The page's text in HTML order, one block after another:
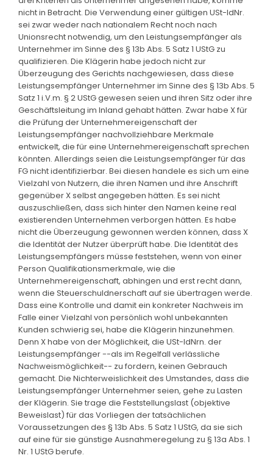
nicht in Betracht. Die Verwendung einer gültigen USt-IdNr.
sei zwar weder nach nationalem Recht noch nach
Unionsrecht notwendig, um den Leistungsempfänger als
Unternehmer im Sinne des § 13b Abs. 5 Satz 1 UStG zu
qualifizieren. Die Klägerin habe jedoch nicht zur
Überzeugung des Gerichts nachgewiesen, dass diese
Leistungsempfänger Unternehmer im Sinne des § 13b Abs. 5
Satz 1 i.V.m. § 2 UStG gewesen seien und ihren Sitz oder ihre
Geschäftsleitung im Inland gehabt hätten. Zwar habe X für
die Prüfung der Unternehmereigenschaft der
Leistungsempfänger nachvollziehbare Merkmale
entwickelt, die für eine Unternehmereigenschaft sprechen
könnten. Allerdings seien die Leistungsempfänger für das
FG nicht identifizierbar. Bei diesen handele es sich um eine
Vielzahl von Nutzern, die ihren Namen und ihre Anschrift
gegenüber X selbst angegeben hätten. Es sei nicht
auszuschließen, dass sich hinter den Namen keine real
existierenden Unternehmen verborgen hätten. Es habe
nicht die Überzeugung gewonnen werden können, dass X
die Identität der Nutzer überprüft habe. Die Identität des
Leistungsempfängers müsse feststehen, wenn von einer
Person Qualifikationsmerkmale, wie die
Unternehmereigenschaft, abhingen und erst recht dann,
wenn die Steuerschuldnerschaft auf sie übertragen werde.
Dass eine Kontrolle und damit ein konkreter Nachweis im
Falle einer Vielzahl von persönlich wohl unbekannten
Kunden schwierig sei, habe die Klägerin hinzunehmen.
Denn X habe von der Möglichkeit, die USt-IdNrn. der
Leistungsempfänger --als im Regelfall verlässliche
Nachweismöglichkeit-- zu fordern, keinen Gebrauch
gemacht. Die Nichterweislichkeit des Umstandes, dass die
Leistungsempfänger Unternehmer seien, gehe zu Lasten
der Klägerin. Sie trage die Feststellungslast (objektive
Beweislast) für das Vorliegen der tatsächlichen
Voraussetzungen des § 13b Abs. 5 Satz 1 UStG, da sie sich
auf eine für sie günstige Ausnahmeregelung zu § 13a Abs. 1
Nr. 1 UStG berufe.